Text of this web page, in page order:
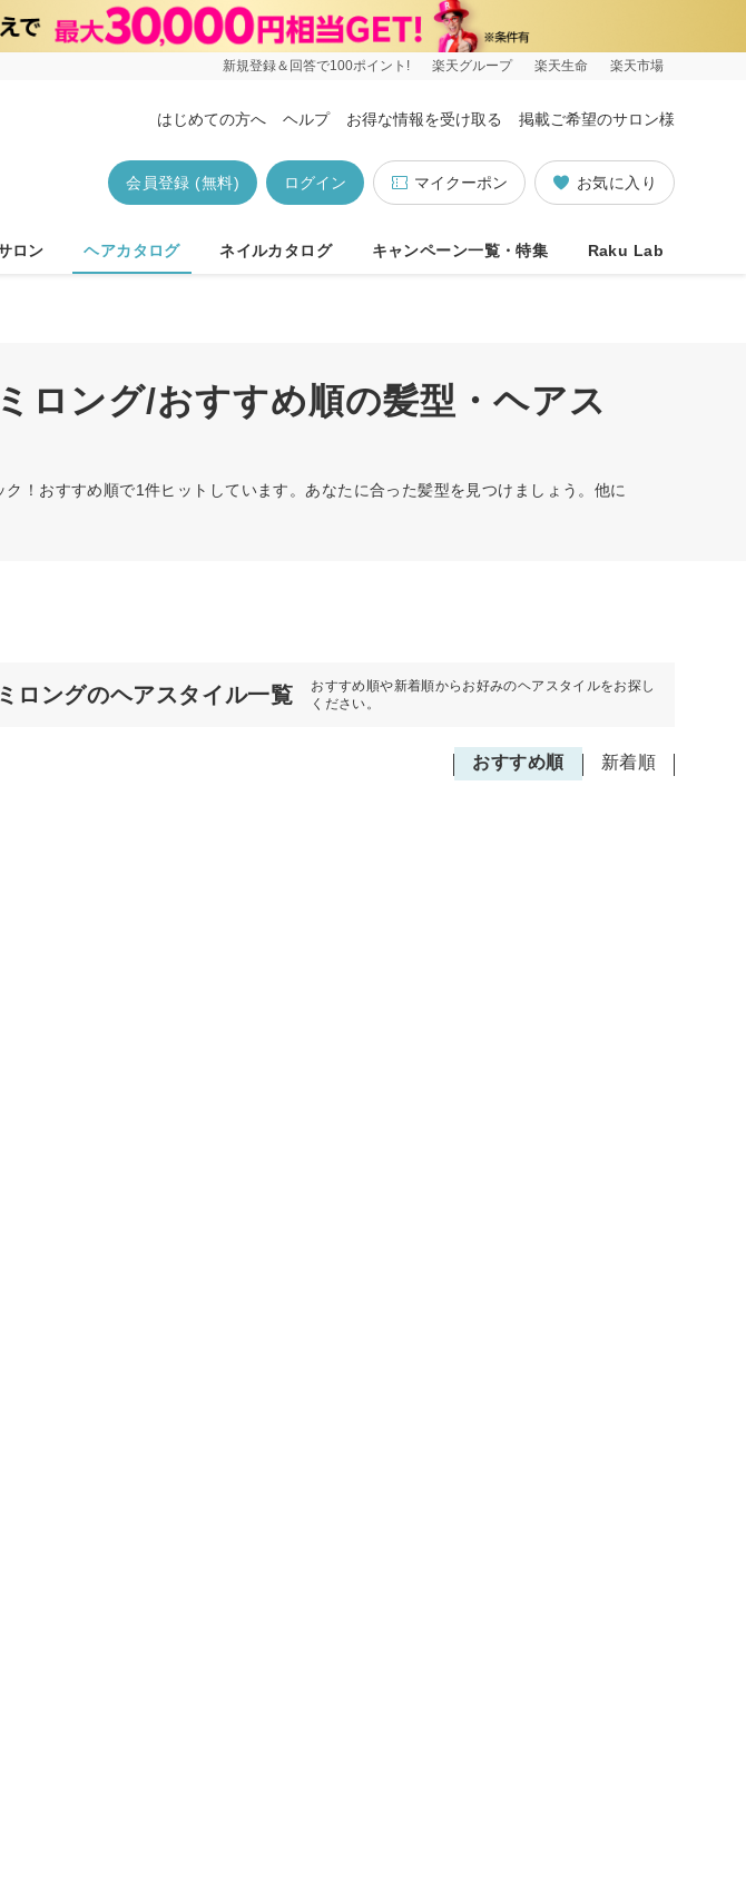
新規登録＆回答で100ポイント! 楽天グループ 楽天生命 楽天市場
はじめての方へ ヘルプ お得な情報を受け取る 掲載ご希望のサロン様
お気に入り
マイクーポン
ログイン
会員登録 (無料)
ロン ヘアカタログ ネイルカタログ キャンペーン一覧・特集 Raku Lab
ロング/おすすめ順の髪型・ヘアス
！おすすめ順で1件ヒットしています。あなたに合った髪型を見つけましょう。他に
ロングのヘアスタイル一覧
おすすめ順や新着順からお好みのヘアスタイルをお探し
ください。
おすすめ順 新着順